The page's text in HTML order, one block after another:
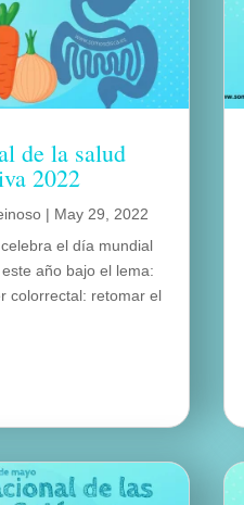
de la salud
2022
| May 29, 2022
el día mundial
año bajo el lema:
colorrectal: retomar el